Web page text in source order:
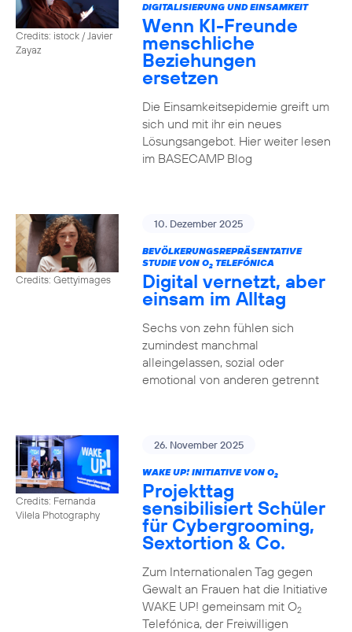
Credits: istock / Javier
Zayaz
DIGITALISIERUNG UND EINSAMKEIT
Wenn KI-Freunde
menschliche
Beziehungen
ersetzen
Die Einsamkeitsepidemie greift um
sich und mit ihr ein neues
Lösungsangebot. Hier weiter lesen
im BASECAMP Blog
Credits: Gettyimages
10. Dezember 2025
BEVÖLKERUNGSREPRÄSENTATIVE
STUDIE VON O2TELEFÓNICA
Digital vernetzt, aber
einsam im Alltag
Sechs von zehn fühlen sich
zumindest manchmal
alleingelassen, sozial oder
emotional von anderen getrennt
Credits: Fernanda
Vilela Photography
26. November 2025
WAKE UP! INITIATIVE VON O2
Projekttag
sensibilisiert Schüler
für Cybergrooming,
Sextortion & Co.
Zum Internationalen Tag gegen
Gewalt an Frauen hat die Initiative
WAKE UP! gemeinsam mit O2
Telefónica, der Freiwilligen